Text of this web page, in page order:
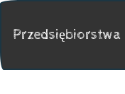
Przedsiębiorstwa